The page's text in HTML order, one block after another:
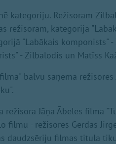
kategoriju. Režisoram
režisoram, kategorijā
"Labākais komponists"
- Zilbalodis un Matīss
balvu saņēma režisores
Jāņa Ābeles filma
filmu - režisores Gerdas
daudzsēriju filmas titula